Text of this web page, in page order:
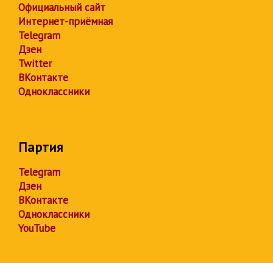
Официальный сайт
Интернет-приёмная
Telegram
Дзен
Twitter
ВКонтакте
Одноклассники
Партия
Telegram
Дзен
ВКонтакте
Одноклассники
YouTube